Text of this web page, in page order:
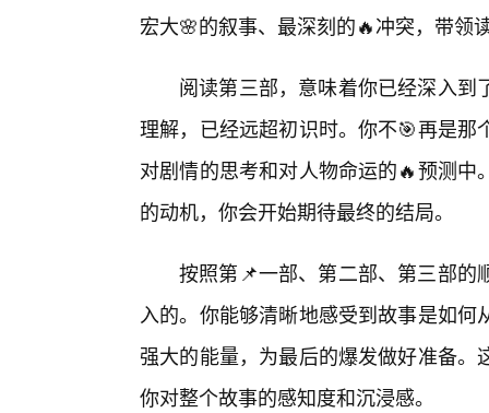
宏大🌸的叙事、最深刻的🔥冲突，带领
阅读第三部，意味着你已经深入
理解，已经远超初识时。你不🎯再是
对剧情的思考和对人物命运的🔥预测
的动机，你会开始期待最终的结局。
按照第📌一部、第二部、第三部的
入的。你能够清晰地感受到故事是如
强大的能量，为最后的爆发做好准备
你对整个故事的感知度和沉浸感。